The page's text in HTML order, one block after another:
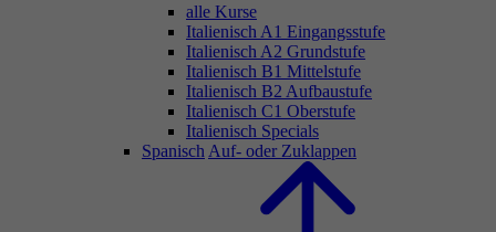
alle Kurse
Italienisch A1 Eingangsstufe
Italienisch A2 Grundstufe
Italienisch B1 Mittelstufe
Italienisch B2 Aufbaustufe
Italienisch C1 Oberstufe
Italienisch Specials
Spanisch Auf- oder Zuklappen